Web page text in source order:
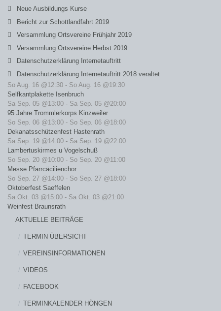
Neue Ausbildungs Kurse
Bericht zur Schottlandfahrt 2019
Versammlung Ortsvereine Frühjahr 2019
Versammlung Ortsvereine Herbst 2019
Datenschutzerklärung Internetauftritt
Datenschutzerklärung Internetauftritt 2018 veraltet
So Aug. 16 @12:30 - So Aug. 16 @19:30
Selfkantplakette Isenbruch
Sa Sep. 05 @13:00 - Sa Sep. 05 @20:00
95 Jahre Trommlerkorps Kinzweiler
So Sep. 06 @13:00 - So Sep. 06 @18:00
Dekanatsschützenfest Hastenrath
Sa Sep. 19 @14:00 - Sa Sep. 19 @22:00
Lambertuskirmes u Vogelschuß
So Sep. 20 @10:00 - So Sep. 20 @11:00
Messe Pfarrcäcilienchor
So Sep. 27 @14:00 - So Sep. 27 @18:00
Oktoberfest Saeffelen
Sa Okt. 03 @15:00 - Sa Okt. 03 @21:00
Weinfest Braunsrath
AKTUELLE BEITRÄGE
TERMIN ÜBERSICHT
VEREINSINFORMATIONEN
VIDEOS
FACEBOOK
TERMINKALENDER HÖNGEN